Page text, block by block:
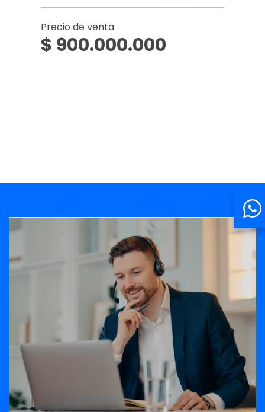
Precio de venta
$ 900.000.000